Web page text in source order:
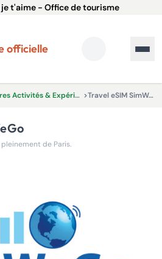
t'aime - Office de tourisme
officielle
Autres Activités & Expériences > Travel eSIM SimWeGo
de Paris.